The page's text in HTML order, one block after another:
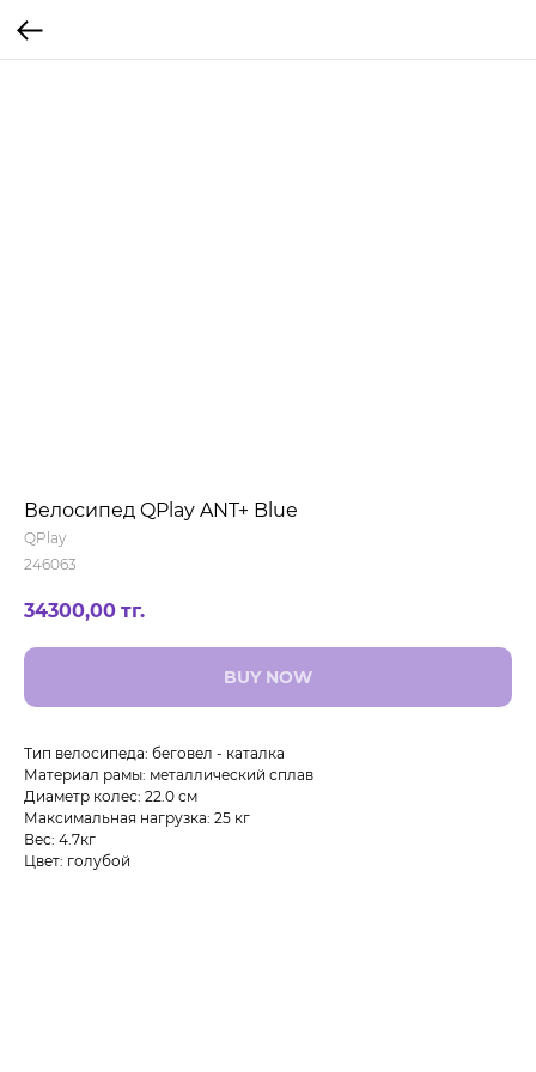
Велосипед QPlay ANT+ Blue
QPlay
246063
34300,00 тг.
BUY NOW
Тип велосипеда: беговел - каталка
Материал рамы: металлический сплав
Диаметр колес: 22.0 см
Максимальная нагрузка: 25 кг
Вес: 4.7кг
Цвет: голубой